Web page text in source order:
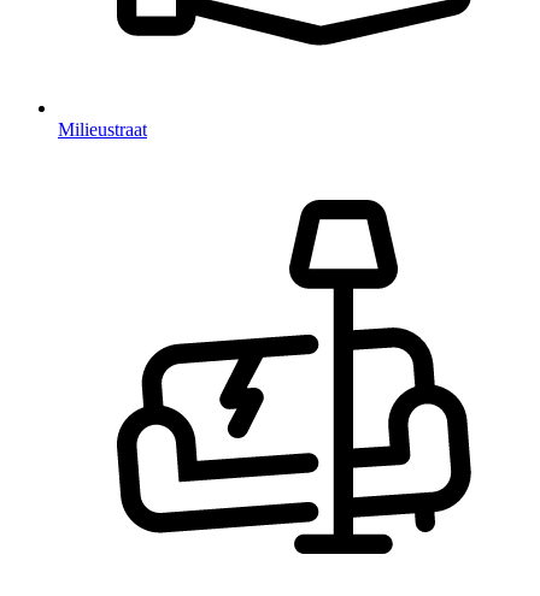
Milieustraat